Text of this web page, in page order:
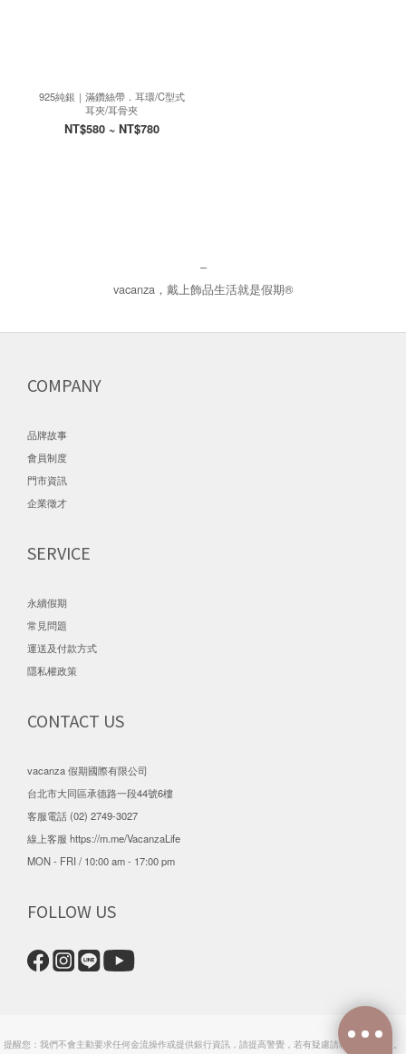
925純銀｜滿鑽絲帶．耳環/C型式
耳夾/耳骨夾
NT$580 ~ NT$780
–
vacanza，戴上飾品生活就是假期®
COMPANY
品牌故事
會員制度
門市資訊
企業徵才
SERVICE
永續假期
常見問題
運送及付款方式
隱私權政策
CONTACT US
vacanza 假期國際有限公司
台北市大同區承德路一段44號6樓
客服電話 (02) 2749-3027
線上客服 https://m.me/VacanzaLife
MON - FRI / 10:00 am - 17:00 pm
FOLLOW US
提醒您：我們不會主動要求任何金流操作或提供銀行資訊，請提高警覺，若有疑慮請聯繫官方客服。